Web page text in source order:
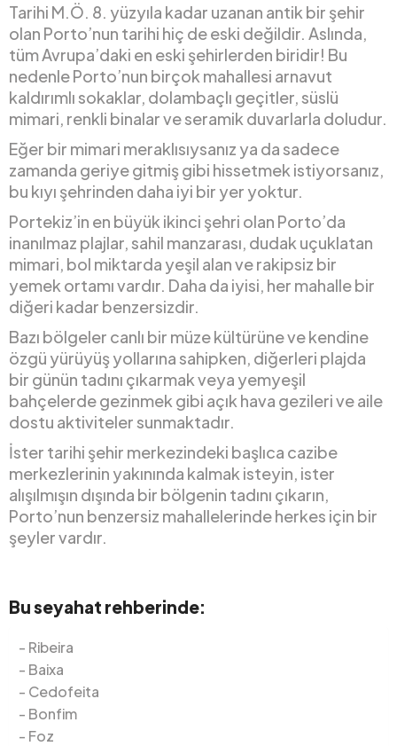
Tarihi M.Ö. 8. yüzyıla kadar uzanan antik bir şehir
olan Porto’nun tarihi hiç de eski değildir. Aslında,
tüm Avrupa’daki en eski şehirlerden biridir! Bu
nedenle Porto’nun birçok mahallesi arnavut
kaldırımlı sokaklar, dolambaçlı geçitler, süslü
mimari, renkli binalar ve seramik duvarlarla doludur.
Eğer bir mimari meraklısıysanız ya da sadece
zamanda geriye gitmiş gibi hissetmek istiyorsanız,
bu kıyı şehrinden daha iyi bir yer yoktur.
Portekiz’in en büyük ikinci şehri olan Porto’da
inanılmaz plajlar, sahil manzarası, dudak uçuklatan
mimari, bol miktarda yeşil alan ve rakipsiz bir
yemek ortamı vardır. Daha da iyisi, her mahalle bir
diğeri kadar benzersizdir.
Bazı bölgeler canlı bir müze kültürüne ve kendine
özgü yürüyüş yollarına sahipken, diğerleri plajda
bir günün tadını çıkarmak veya yemyeşil
bahçelerde gezinmek gibi açık hava gezileri ve aile
dostu aktiviteler sunmaktadır.
İster tarihi şehir merkezindeki başlıca cazibe
merkezlerinin yakınında kalmak isteyin, ister
alışılmışın dışında bir bölgenin tadını çıkarın,
Porto’nun benzersiz mahallelerinde herkes için bir
şeyler vardır.
Bu seyahat rehberinde:
Ribeira
Baixa
Cedofeita
Bonfim
Foz